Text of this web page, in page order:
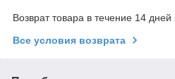
Возврат товара в течение 14 дней
Все условия возврата